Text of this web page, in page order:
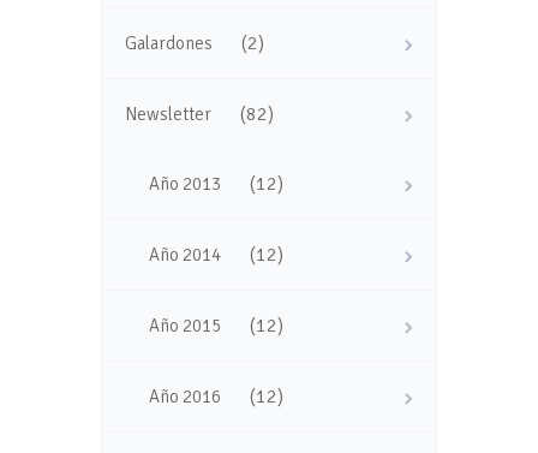
Galardones (2)
Newsletter (82)
Año 2013 (12)
Año 2014 (12)
Año 2015 (12)
Año 2016 (12)